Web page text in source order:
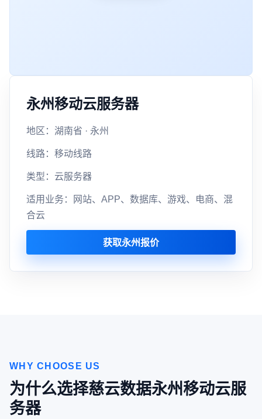
永州移动云服务器
地区：湖南省 · 永州
线路：移动线路
类型：云服务器
适用业务：网站、APP、数据库、游戏、电商、混
合云
获取永州报价
WHY CHOOSE US
为什么选择慈云数据永州移动云服
务器